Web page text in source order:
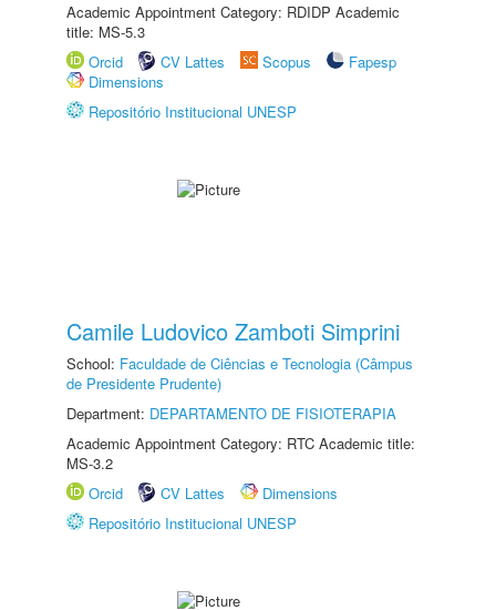
Academic Appointment Category: RDIDP Academic
title: MS-5.3
Orcid
CV Lattes Scopus
Fapesp
Dimensions
Repositório Institucional UNESP
Camile Ludovico Zamboti Simprini
School: Faculdade de Ciências e Tecnologia (Câmpus
de Presidente Prudente)
Department: DEPARTAMENTO DE FISIOTERAPIA
Academic Appointment Category: RTC Academic title:
MS-3.2
Orcid
CV Lattes
Dimensions
Repositório Institucional UNESP